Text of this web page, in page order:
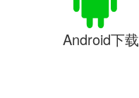
Android下载